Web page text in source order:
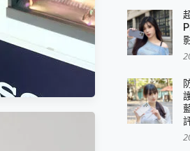
態科 300W 微型充電站 開箱 評測
Free 18.0.0 業界最好的資料救
這麼簡單
長續航、頂尖影音娛樂效能~
旗艦 Xiaomi 14 開箱 評測
支援雙設備連接~
電競掌機
光環、拍攝功能最好玩的美拍神機
開箱 評測